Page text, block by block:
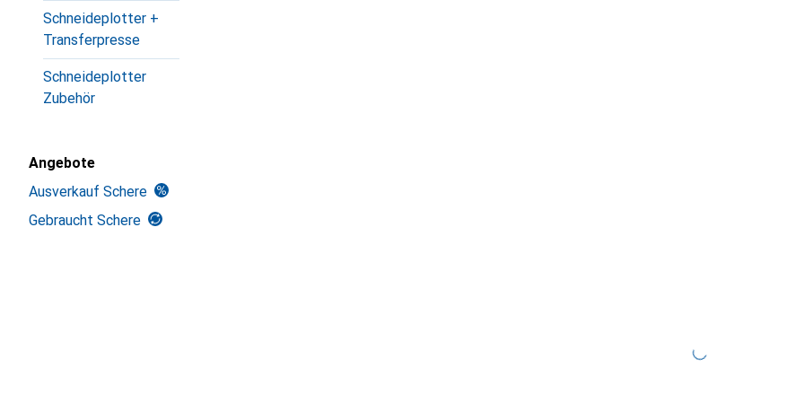
Schneideplotter +
Transferpresse
Schneideplotter
Zubehör
Angebote
Ausverkauf Schere
Gebraucht Schere